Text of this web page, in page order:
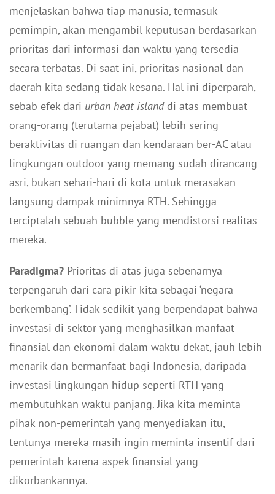
menjelaskan bahwa tiap manusia, termasuk
pemimpin, akan mengambil keputusan berdasarkan
prioritas dari informasi dan waktu yang tersedia
secara terbatas. Di saat ini, prioritas nasional dan
daerah kita sedang tidak kesana. Hal ini diperparah,
sebab efek dari urban heat island di atas membuat
orang-orang (terutama pejabat) lebih sering
beraktivitas di ruangan dan kendaraan ber-AC atau
lingkungan outdoor yang memang sudah dirancang
asri, bukan sehari-hari di kota untuk merasakan
langsung dampak minimnya RTH. Sehingga
terciptalah sebuah bubble yang mendistorsi realitas
mereka.
Paradigma? Prioritas di atas juga sebenarnya
terpengaruh dari cara pikir kita sebagai ‘negara
berkembang’. Tidak sedikit yang berpendapat bahwa
investasi di sektor yang menghasilkan manfaat
finansial dan ekonomi dalam waktu dekat, jauh lebih
menarik dan bermanfaat bagi Indonesia, daripada
investasi lingkungan hidup seperti RTH yang
membutuhkan waktu panjang. Jika kita meminta
pihak non-pemerintah yang menyediakan itu,
tentunya mereka masih ingin meminta insentif dari
pemerintah karena aspek finansial yang
dikorbankannya.